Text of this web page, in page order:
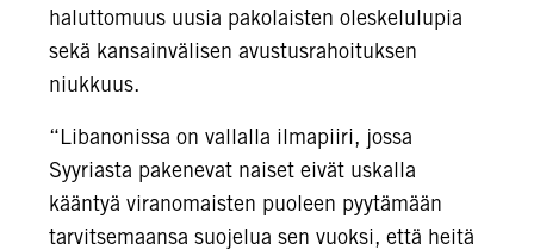
haluttomuus uusia pakolaisten oleskelulupia
sekä kansainvälisen avustusrahoituksen
niukkuus.
“Libanonissa on vallalla ilmapiiri, jossa
Syyriasta pakenevat naiset eivät uskalla
kääntyä viranomaisten puoleen pyytämään
tarvitsemaansa suojelua sen vuoksi, että heitä